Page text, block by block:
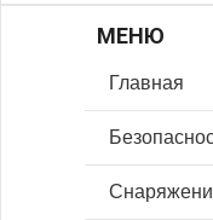
МЕНЮ
Главная